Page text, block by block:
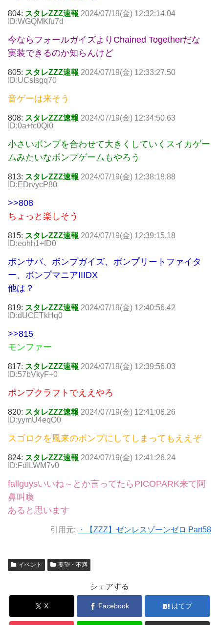
804: スタレZZZ速報 2024/07/19(金) 12:32:14.04
ID:WGQMKfu7d
今ならフォールガイズよりChained Togetherだな
実装できるのか知らんけど
805: スタレZZZ速報 2024/07/19(金) 12:33:27.50
ID:UCsIsgq70
音ゲーは来そう
808: スタレZZZ速報 2024/07/19(金) 12:34:50.63
ID:0a+fc0Qi0
小さいボンプを合わせて大きくしていくスイカゲー
ムみたいなボンプゲームもやろう
813: スタレZZZ速報 2024/07/19(金) 12:38:18.88
ID:EDrvycP80
>>808
ちょっと楽しそう
815: スタレZZZ速報 2024/07/19(金) 12:39:15.18
ID:eohh1+fD0
ボンサバ、ボンプガイズ、ボンプリートファイタ
ー、ボンプマニアIIIDX
他は？
819: スタレZZZ速報 2024/07/19(金) 12:40:56.42
ID:dUCETkHq0
>>815
モンファー
817: スタレZZZ速報 2024/07/19(金) 12:39:56.03
ID:57bVkyF+0
ポンプクラフトでええやろ
820: スタレZZZ速報 2024/07/19(金) 12:41:08.26
ID:yymU4eqO0
スゴロクを風来のボンプにしてしまってもええぞ
824: スタレZZZ速報 2024/07/19(金) 12:41:26.24
ID:FdILWM7v0
fallguysいいね～とか言ってたらPICOPARK来て阿
鼻叫喚
あると思います
引用元: ・【ZZZ】ゼンレスゾーンゼロ Part58
イベント 要望・不満
シェアする
X Facebook はてブ